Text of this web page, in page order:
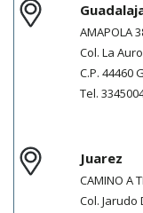
AMAPOLA
Col.La
C.P.44460
Tel.
Juarez
CAMINO A
Col.Jarudo